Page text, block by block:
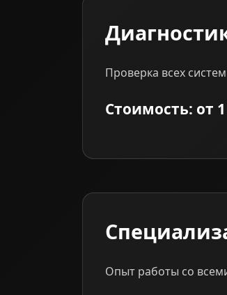
Проверка всех
Стоимость: от
Опыт работы со